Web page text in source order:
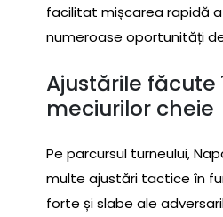
facilitat mișcarea rapidă
numeroase oportunități
Ajustările
meciurilor cheie
Pe parcursul turneului,
multe ajustări tactice în
forte și slabe ale